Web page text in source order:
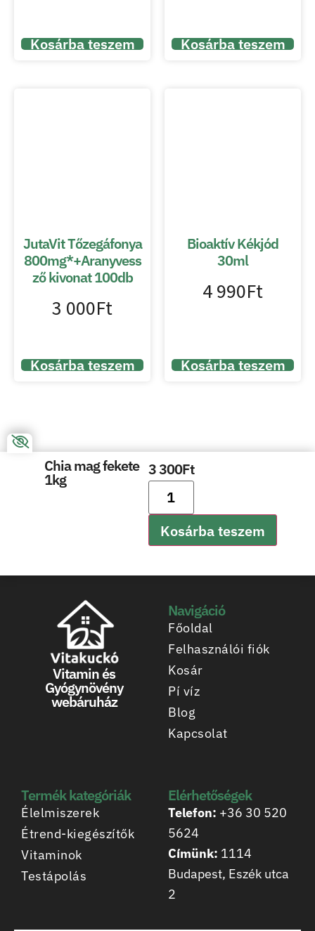
Kosárba teszem Kosárba teszem
JutaVit Tőzegáfonya
800mg*+Aranyvess
ző kivonat 100db
3 000Ft
Kosárba teszem
Bioaktív Kékjód
30ml
4 990Ft
Kosárba teszem
Chia mag fekete
1kg
3 300Ft
Kosárba teszem
Vitamin és
Gyógynövény
webáruház
Navigáció
Főoldal
Felhasználói fiók
Kosár
Pí víz
Blog
Kapcsolat
Termék kategóriák
Élelmiszerek
Étrend-kiegészítők
Vitaminok
Testápolás
Elérhetőségek
Telefon: +36 30 520
5624
Címünk: 1114
Budapest, Eszék utca
2